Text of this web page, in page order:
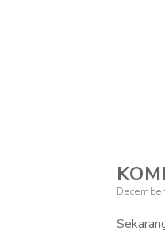
Posted